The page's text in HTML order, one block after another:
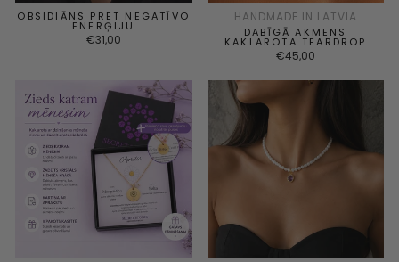
OBSIDIĀNS PRET NEGATĪVO
ENERĢIJU
€31,00
HANDMADE IN LATVIA
DABĪGĀ AKMENS
KAKLAROTA TEARDROP
€45,00